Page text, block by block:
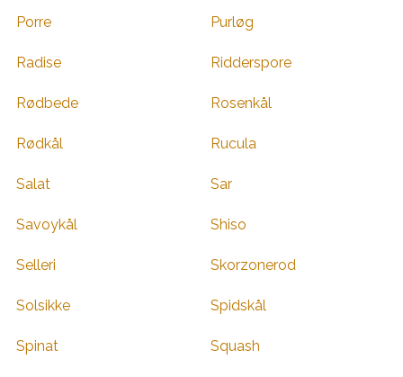
Porre Purløg
Radise Ridderspore
Rødbede Rosenkål
Rødkål Rucula
Salat Sar
Savoykål Shiso
Selleri Skorzonerod
Solsikke Spidskål
Spinat Squash